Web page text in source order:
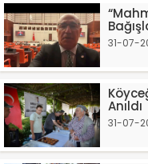
31-07-
Anıldı
31-07-